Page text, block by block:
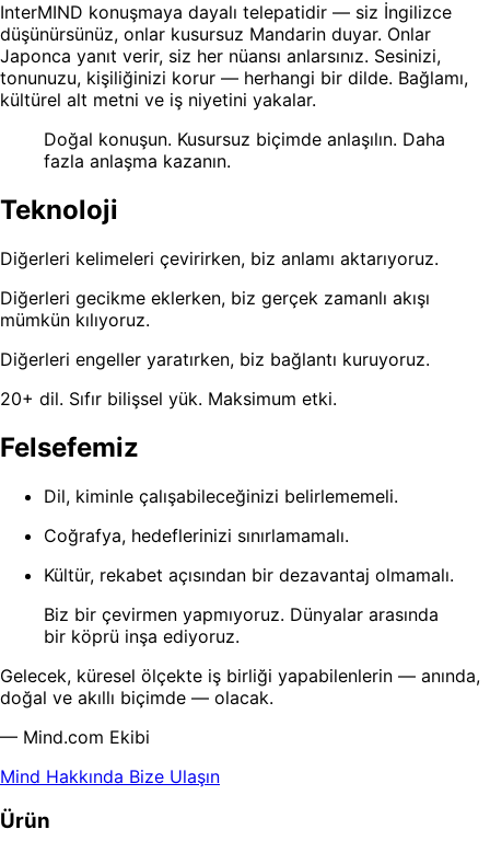
InterMIND konuşmaya dayalı telepatidir — siz İngilizce
düşünürsünüz, onlar kusursuz Mandarin duyar. Onlar
Japonca yanıt verir, siz her nüansı anlarsınız. Sesinizi,
tonunuzu, kişiliğinizi korur — herhangi bir dilde. Bağlamı,
kültürel alt metni ve iş niyetini yakalar.
Doğal konuşun. Kusursuz biçimde anlaşılın. Daha
fazla anlaşma kazanın.
Teknoloji
Diğerleri kelimeleri çevirirken, biz anlamı aktarıyoruz.
Diğerleri gecikme eklerken, biz gerçek zamanlı akışı
mümkün kılıyoruz.
Diğerleri engeller yaratırken, biz bağlantı kuruyoruz.
20+ dil. Sıfır bilişsel yük. Maksimum etki.
Felsefemiz
Dil, kiminle çalışabileceğinizi belirlememeli.
Coğrafya, hedeflerinizi sınırlamamalı.
Kültür, rekabet açısından bir dezavantaj olmamalı.
Biz bir çevirmen yapmıyoruz. Dünyalar arasında
bir köprü inşa ediyoruz.
Gelecek, küresel ölçekte iş birliği yapabilenlerin — anında,
doğal ve akıllı biçimde — olacak.
— Mind.com Ekibi
Mind Hakkında Bize Ulaşın
Ürün